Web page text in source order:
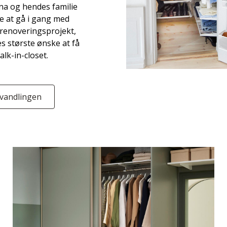
og hendes familie
at gå i gang med
største ønske at få
in-closet.